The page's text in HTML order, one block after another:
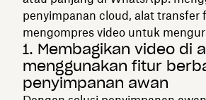
penyimpanan cloud, alat transfer
mengompres video untuk
1. Membagikan video di
menggunakan fitur
penyimpanan awan